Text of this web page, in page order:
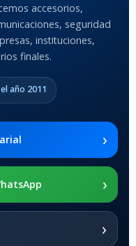
Shock
DE TABLETS
SM-x200 / Samsung
Tab A8 10.5 2021 SM-
DE APOYO
accesorios,
seguridad
instituciones,
finales.
año 2011
›
›
›